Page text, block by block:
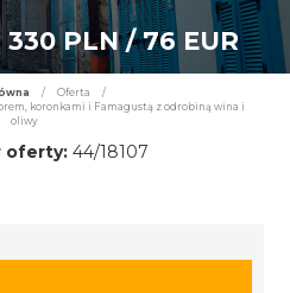
330 PLN / 76 EUR
/ Oferta
/
koronkami i Famagustą z odrobiną wina i
oliwy
oferty:44/18107